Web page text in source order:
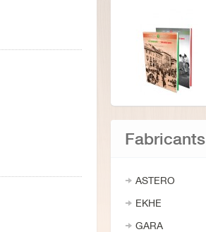
Fabricants
ASTERO
EKHE
GARA